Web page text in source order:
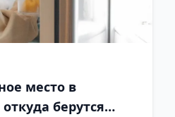
место в
берутся